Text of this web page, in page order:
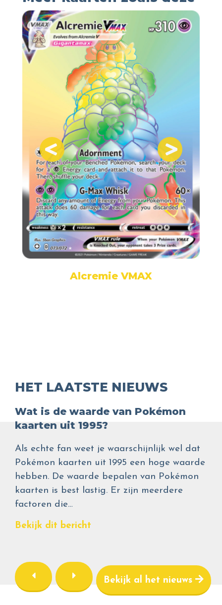
Alcremie VMAX
HET LAATSTE NIEUWS
Wat is de waarde van Pokémon
kaarten uit 1995?
Als echte fan weet je waarschijnlijk wel dat
Pokémon kaarten uit 1995 een hoge waarde
hebben. De waarde bepalen van Pokémon
kaarten is best lastig. Er zijn meerdere
factoren die…
Bekijk dit bericht
Bekijk al het nieuws